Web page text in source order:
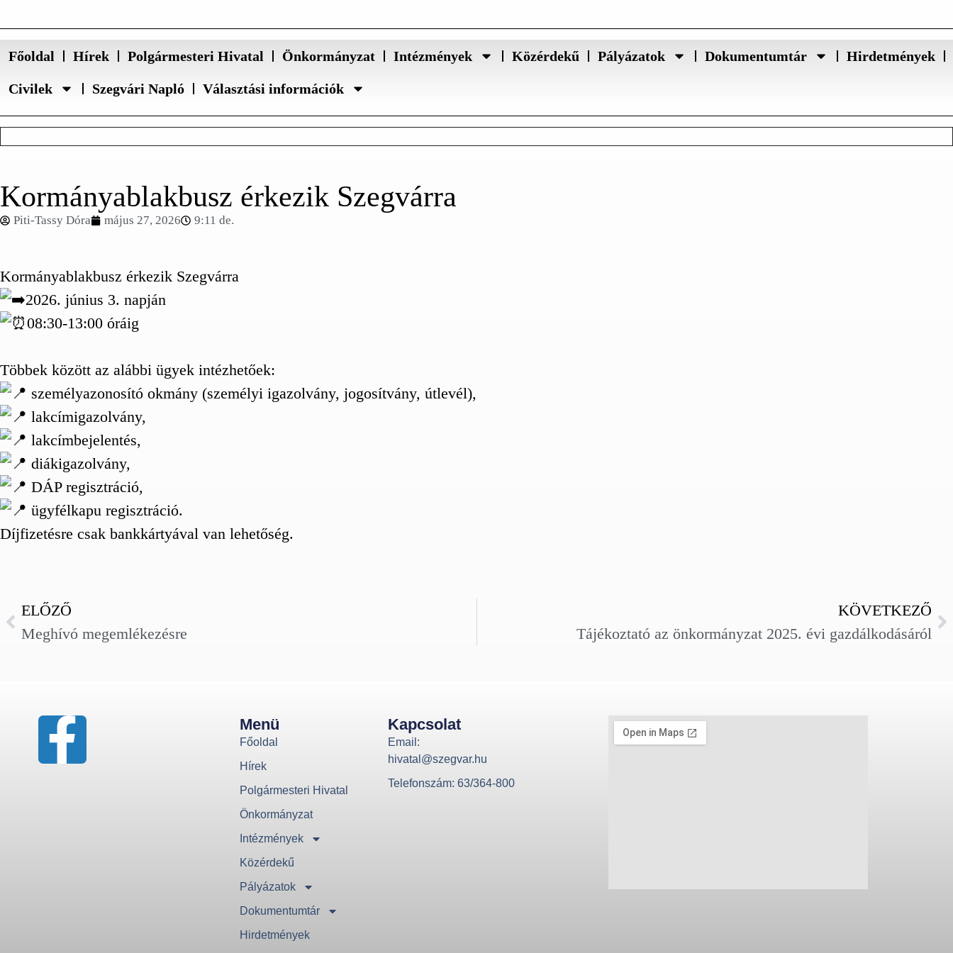
Főoldal Hírek Polgármesteri Hivatal Önkormányzat Intézmények Közérdekű Pályázatok Dokumentumtár Hirdetmények
Civilek Szegvári Napló Választási információk
Kormányablakbusz érkezik Szegvárra
Piti-Tassy Dóra május 27, 2026 9:11 de.
Kormányablakbusz érkezik Szegvárra
2026. június 3. napján
08:30-13:00 óráig
Többek között az alábbi ügyek intézhetőek:
személyazonosító okmány (személyi igazolvány, jogosítvány, útlevél),
lakcímigazolvány,
lakcímbejelentés,
diákigazolvány,
DÁP regisztráció,
ügyfélkapu regisztráció.
Díjfizetésre csak bankkártyával van lehetőség.
ELŐZŐ
Meghívó megemlékezésre
KÖVETKEZŐ
Tájékoztató az önkormányzat 2025. évi gazdálkodásáról
Menü
Főoldal
Hírek
Polgármesteri Hivatal
Önkormányzat
Intézmények
Közérdekű
Pályázatok
Dokumentumtár
Hirdetmények
Kapcsolat
Email:
hivatal@szegvar.hu
Telefonszám: 63/364-800